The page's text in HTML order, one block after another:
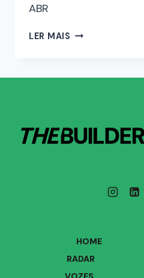
ABR
LER MAIS
HOME
RADAR